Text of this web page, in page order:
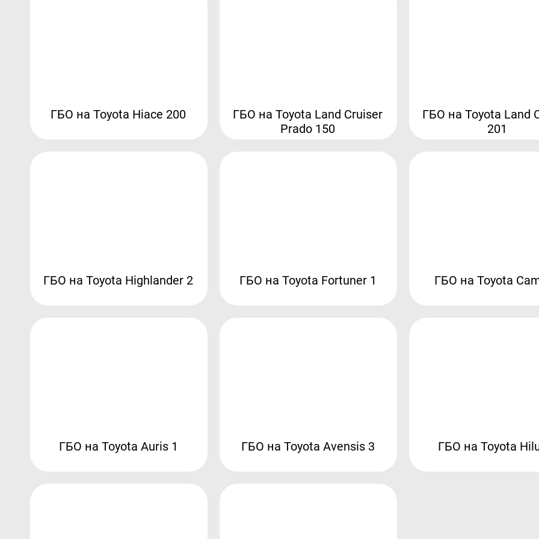
ГБО на Toyota Hiace 200
ГБО на Toyota Land Cruiser
Prado 150
ГБО на Toyota Land
201
ГБО на Toyota Highlander 2 ГБО на Toyota Fortuner 1 ГБО на Toyota
ГБО на Toyota Auris 1 ГБО на Toyota Avensis 3 ГБО на Toyota